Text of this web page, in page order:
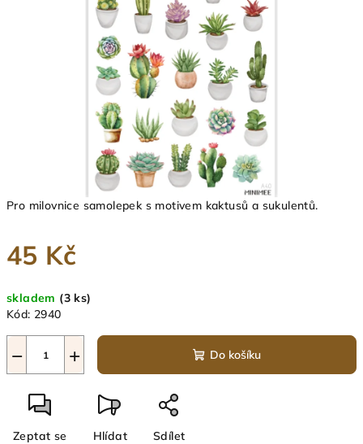
Pro milovnice samolepek s motivem kaktusů a sukulentů.
45 Kč
cena:
skladem (3 ks)
Kód: 2940
+
− Do košíku
Zeptat se Hlídat Sdílet
hvězdiček.